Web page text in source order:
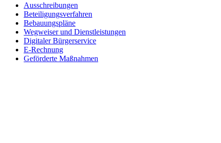
Ausschreibungen
Beteiligungsverfahren
Bebauungspläne
Wegweiser und Dienstleistungen
Digitaler Bürgerservice
E-Rechnung
Geförderte Maßnahmen